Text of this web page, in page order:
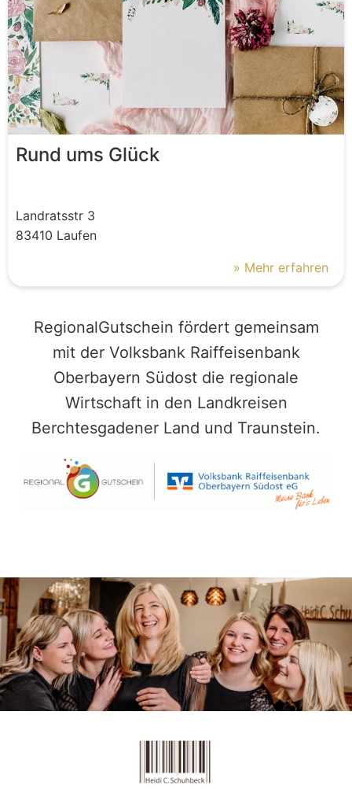
Rund ums Glück
Landratsstr 3
83410 Laufen
» Mehr erfahren
RegionalGutschein fördert gemeinsam
mit der Volksbank Raiffeisenbank
Oberbayern Südost die regionale
Wirtschaft in den Landkreisen
Berchtesgadener Land und Traunstein.